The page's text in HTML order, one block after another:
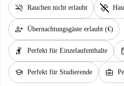
smoke_free Rauchen nicht erlaubt pet_supplies
person_add Übernachtungsgäste erlaubt (€)
hail Perfekt für Einzelaufenthalte
school Perfekt für Studierende business_center